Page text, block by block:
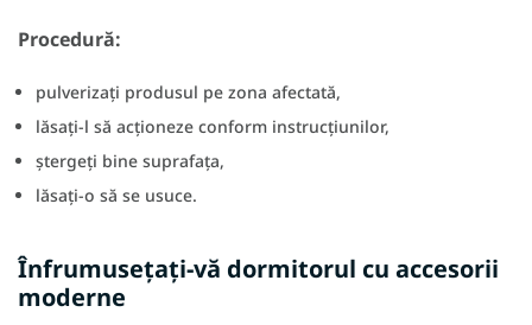
Procedură:
pulverizați produsul pe zona afectată,
lăsați-l să acționeze conform instrucțiunilor,
ștergeți bine suprafața,
lăsați-o să se usuce.
Înfrumusețați-vă dormitorul cu accesorii
moderne